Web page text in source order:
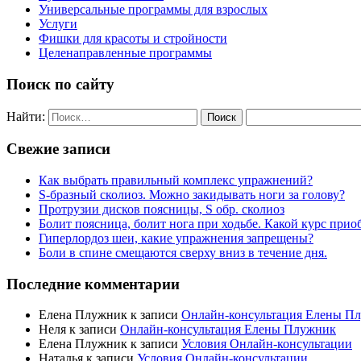
Универсальные программы для взрослых
Услуги
Фишки для красоты и стройности
Целенаправленные программы
Поиск по сайту
Найти:
Свежие записи
Как выбрать правильный комплекс упражнений?
S-бразный сколиоз. Можно закидывать ноги за голову?
Протрузии дисков поясницы, S обр. сколиоз
Болит поясница, болит нога при ходьбе. Какой курс
Гиперлордоз шеи, какие упражнения запрещены?
Боли в спине смещаются сверху вниз в течение дня.
Последние комментарии
Елена Плужник к записи Онлайн-консультация Елены
Неля к записи Онлайн-консультация Елены Плужник
Елена Плужник к записи Условия Онлайн-консультации